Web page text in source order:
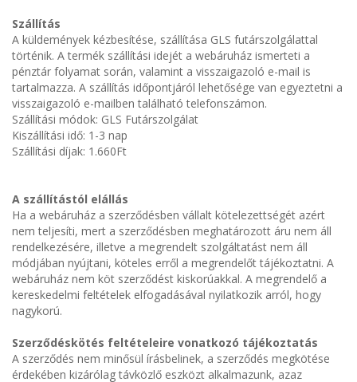
Szállítás
A küldemények kézbesítése, szállítása GLS futárszolgálattal
történik. A termék szállítási idejét a webáruház ismerteti a
pénztár folyamat során, valamint a visszaigazoló e-mail is
tartalmazza. A szállítás időpontjáról lehetősége van egyeztetni a
visszaigazoló e-mailben található telefonszámon.
Szállítási módok: GLS Futárszolgálat
Kiszállítási idő: 1-3 nap
Szállítási díjak: 1.660Ft
A szállítástól elállás
Ha a webáruház a szerződésben vállalt kötelezettségét azért
nem teljesíti, mert a szerződésben meghatározott áru nem áll
rendelkezésére, illetve a megrendelt szolgáltatást nem áll
módjában nyújtani, köteles erről a megrendelőt tájékoztatni. A
webáruház nem köt szerződést kiskorúakkal. A megrendelő a
kereskedelmi feltételek elfogadásával nyilatkozik arról, hogy
nagykorú.
Szerződéskötés feltételeire vonatkozó tájékoztatás
A szerződés nem minősül írásbelinek, a szerződés megkötése
érdekében kizárólag távközlő eszközt alkalmazunk, azaz